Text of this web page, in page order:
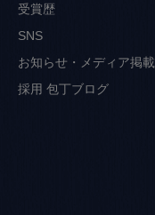
受賞歴
SNS
お知らせ・メディア掲載
採用 包丁ブログ